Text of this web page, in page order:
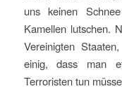
uns keinen
Kamellen lutschen.
Vereinigten
einig, dass man
Terroristen tun